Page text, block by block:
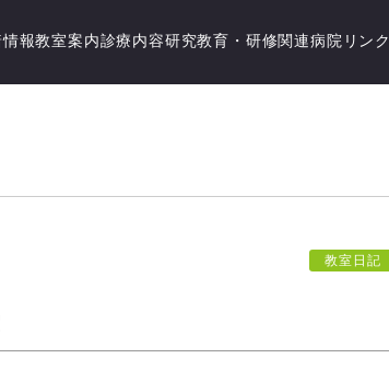
情報教室案内診療内容研究教育・研修関連病院 リンク
教室日記